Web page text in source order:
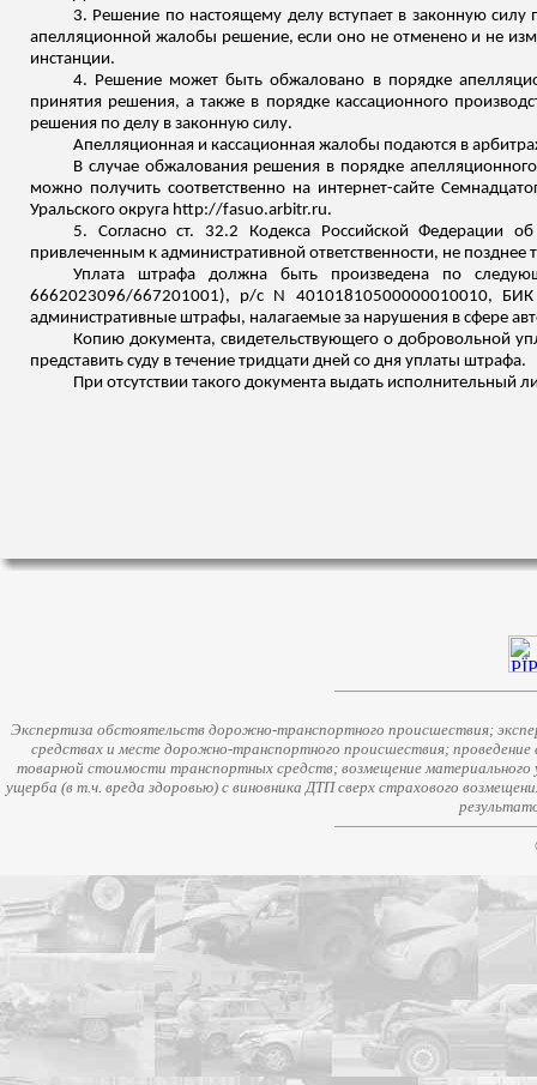
3. Решение по настоящему делу вступает в законную
апелляционной жалобы решение, если оно не отменено и не
инстанции.
4. Решение может быть обжаловано в порядке
принятия решения, а также в порядке кассационного
решения по делу в законную силу.
Апелляционная и кассационная жалобы подаются в
В случае обжалования решения в порядке
можно получить соответственно на интернет-сайте
Уральского округа http://fasuo.arbitr.ru.
5. Согласно ст. 32.2 Кодекса Российской Федерации
привлеченным к административной ответственности, не
Уплата штрафа должна быть произведена по
6662023096/667201001), р/с N 40101810500000010010,
административные штрафы, налагаемые за нарушения в сфере
Копию документа, свидетельствующего о добровольной
представить суду в течение тридцати дней со дня уплаты штрафа.
При отсутствии такого документа выдать исполнительный
Экспертиза обстоятельств дорожно-транспортного происшествия;
средствах и месте дорожно-транспортного происшествия;
товарной стоимости транспортных средств; возмещение
ущерба (в т.ч. вреда здоровью) с виновника ДТП сверх страхового